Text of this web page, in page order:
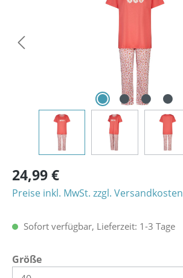
24,99 €
Preise inkl. MwSt. zzgl. Versandkosten
Sofort verfügbar, Lieferzeit: 1-3 Tage
Größeauswählen